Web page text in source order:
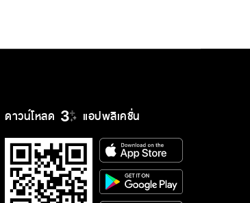
ดาวน์โหลด แอปพลิเคชั่น